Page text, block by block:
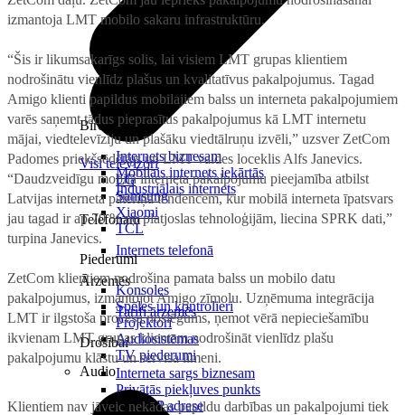
Birojam
Internets biznesam
Mobilais internets iekārtās
Industriālais internets
Telefonam
Internets telefonā
Ārzemēs
Tarifi ārzemēs
Drošībai
Interneta sargs biznesam
Privātās piekļuves punkts
Reālā IP adrese
Visi televizori
LG
Samsung
Xiaomi
TCL
Piederumi
Konsoles
Spēles un kontrolieri
Projektori
Audiosistēmas
TV piederumi
Audio
izmantoja LMT mobilo sakaru infrastruktūru.
“Šis ir likumsakarīgs solis, lai visiem LMT grupas klientiem
nodrošinātu vienlīdz plašus un kvalitatīvus pakalpojumus. Tagad
Amigo klienti papildus mobilajiem balss un interneta pakalpojumiem
varēs saņemt tādus pieprasītus pakalpojumus kā LMT internetu
mājai, viedtelevīziju un plašāku viedtālruņu izvēli,” uzsver ZetCom
Padomes priekšsēdētājs un LMT valdes loceklis Alfs Janevics.
“Daudzveidīgu mobilā interneta pakalpojumu pieejamība atbilst
Latvijas interneta patēriņa tendencēm, kur mobilā interneta īpatsvars
jau tagad ir ap 70 % no platjoslas tehnoloģijām, liecina SPRK dati,”
turpina Janevics.
ZetCom klientiem nodrošina pamata balss un mobilo datu
pakalpojumus, izmantojot Amigo zīmolu. Uzņēmuma integrācija
LMT ir ilgstoša procesa noslēgums, ņemot vērā nepieciešamību
ikvienam LMT grupas klientam nodrošināt vienlīdz plašu
pakalpojumu klāstu un servisa līmeni.
Klientiem nav jāveic nekādas papildu darbības un pakalpojumi tiek